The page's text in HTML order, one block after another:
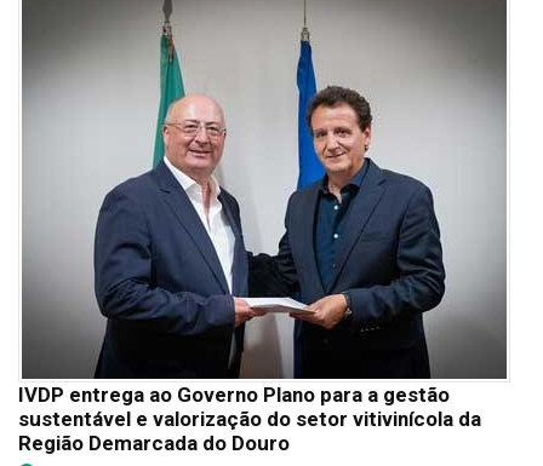
IVDP entrega ao Governo Plano para a gestão
sustentável e valorização do setor vitivinícola da
Região Demarcada do Douro